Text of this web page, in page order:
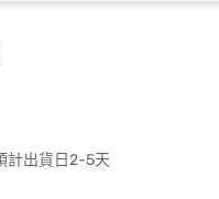
計出貨日2-5天